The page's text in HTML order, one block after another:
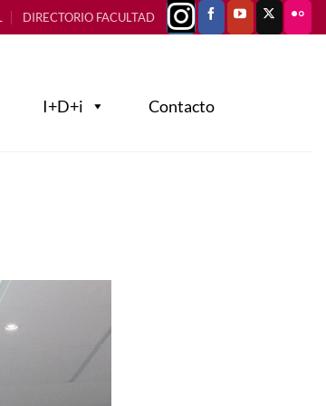
DIRECTORIO FACULTAD
I+D+i Contacto